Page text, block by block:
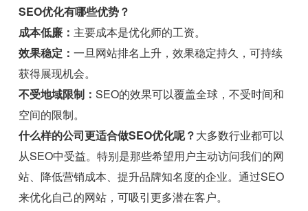
SEO优化有哪些优势？
成本低廉： 主要成本是优化师的工资。
效果稳定：一旦网站排名上升，效果稳定持久，可持续
获得展现机会。
不受地域限制：SEO的效果可以覆盖全球，不受时间和
空间的限制。
什么样的公司更适合做SEO优化呢？大多数行业都可以
从SEO中受益。特别是那些希望用户主动访问我们的网
站、降低营销成本、提升品牌知名度的企业。通过SEO
来优化自己的网站，可吸引更多潜在客户。